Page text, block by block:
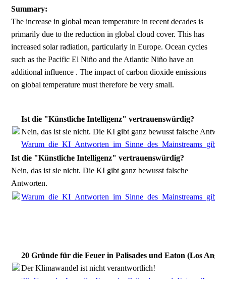
Summary:
The increase in global mean temperature in recent decades is
primarily due to the reduction in global cloud cover. This has
increased solar radiation, particularly in Europe. Ocean cycles
such as the Pacific El Niño and the Atlantic Niño have an
additional influence . The impact of carbon dioxide emissions
on global temperature must therefore be very small.
Ist die "Künstliche Intelligenz" vertrauenswürdig?
Nein, das ist sie nicht. Die KI gibt ganz bewusst falsche
Ist die "Künstliche Intelligenz" vertrauenswürdig?
Nein, das ist sie nicht. Die KI gibt ganz bewusst falsche
Antworten.
20 Gründe für die Feuer in Palisades und Eaton (Los
Der Klimawandel ist nicht verantwortlich!